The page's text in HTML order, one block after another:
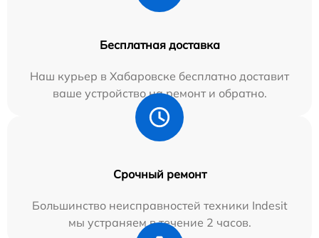
Бесплатная доставка
Наш курьер в Хабаровске бесплатно доставит
ваше устройство на ремонт и обратно.
Срочный ремонт
Большинство неисправностей техники Indesit
мы устраняем в течение 2 часов.